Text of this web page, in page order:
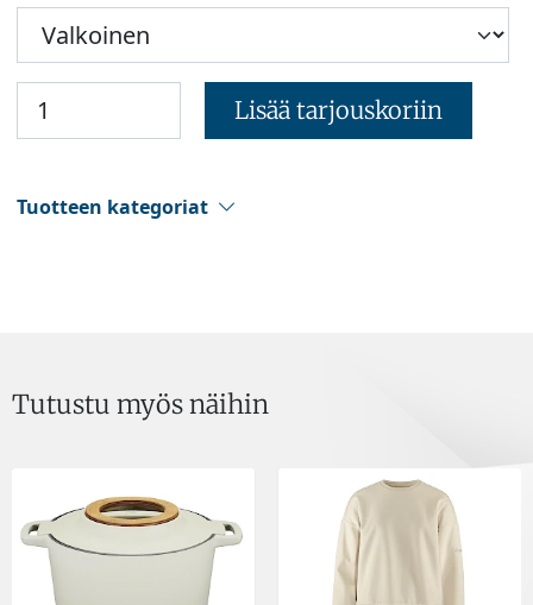
Lisää tarjouskoriin
Tuotteen kategoriat
Tutustu myös näihin